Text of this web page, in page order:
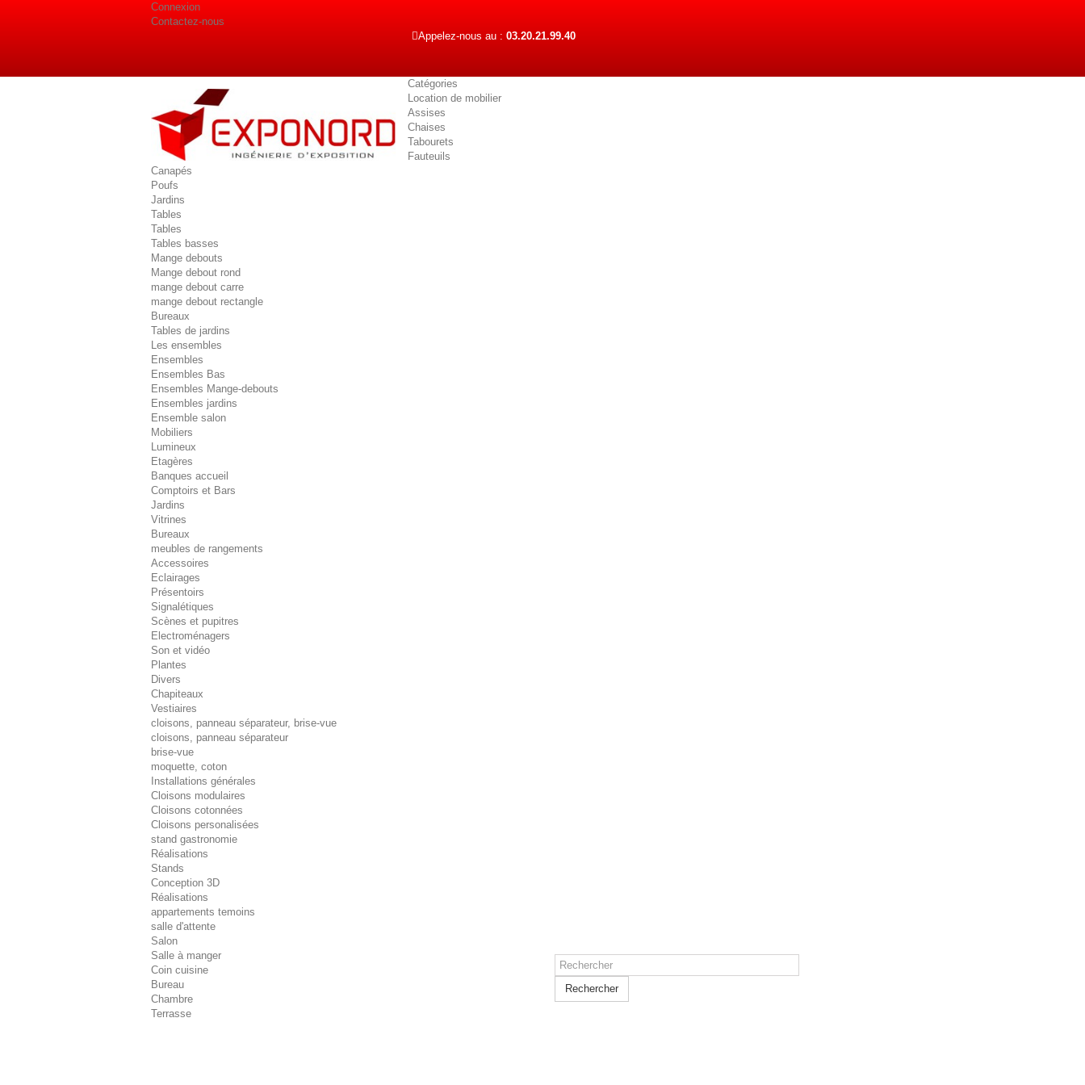
Connexion
Contactez-nous
Appelez-nous au :03.20.21.99.40
Catégories
Location de mobilier
Assises
Chaises
Tabourets
Fauteuils
Canapés
Poufs
Jardins
Tables
Tables
Tables basses
Mange debouts
Mange debout rond
mange debout carre
mange debout rectangle
Bureaux
Tables de jardins
Les ensembles
Ensembles
Ensembles Bas
Ensembles Mange-debouts
Ensembles jardins
Ensemble salon
Mobiliers
Lumineux
Etagères
Banques accueil
Comptoirs et Bars
Jardins
Vitrines
Bureaux
meubles de rangements
Accessoires
Eclairages
Présentoirs
Signalétiques
Scènes et pupitres
Electroménagers
Son et vidéo
Plantes
Divers
Chapiteaux
Vestiaires
cloisons, panneau séparateur, brise-vue
cloisons, panneau séparateur
brise-vue
moquette, coton
Installations générales
Cloisons modulaires
Cloisons cotonnées
Cloisons personalisées
stand gastronomie
Réalisations
Stands
Conception 3D
Réalisations
appartements temoins
salle d'attente
Salon
Salle à manger
Coin cuisine
Bureau
Chambre
Terrasse
Rechercher